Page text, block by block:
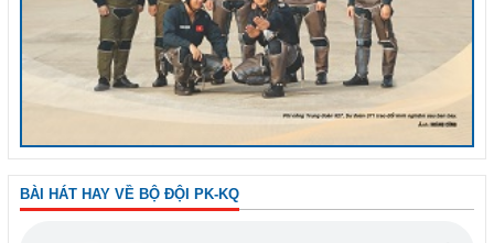
BÀI HÁT HAY VỀ BỘ ĐỘI PK-KQ